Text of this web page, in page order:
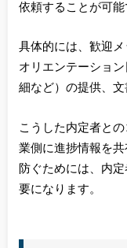
依頼することが可能
具体的には、歓迎メ
オリエンテーショ
細など）の提供、文
こうした内定者と
業側に進捗情報を
防ぐためには、内
要になります。